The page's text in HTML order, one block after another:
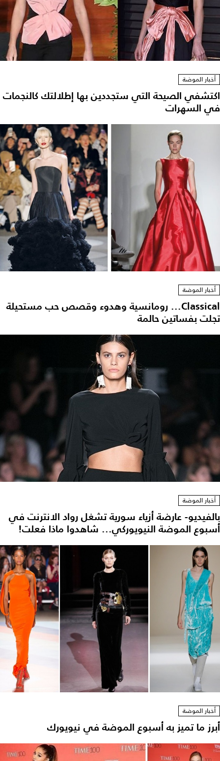
أخبار الموضة
اكتشفي الصيحة التي ستجددين بها إطلالتك كالنجمات
في السهرات
أخبار الموضة
Classical... رومانسية وهدوء وقصص حب مستحيلة
تجلت بفساتين حالمة
أخبار الموضة
بالفيديو- عارضة أزياء سورية تشغل رواد الانترنت في
أسبوع الموضة النيويوركي... شاهدوا ماذا فعلت!
أخبار الموضة
أبرز ما تميز به أسبوع الموضة في نيويورك